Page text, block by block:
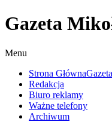
Gazeta
Menu
Strona Główna
Redakcja
Biuro reklamy
Ważne telefony
Archiwum